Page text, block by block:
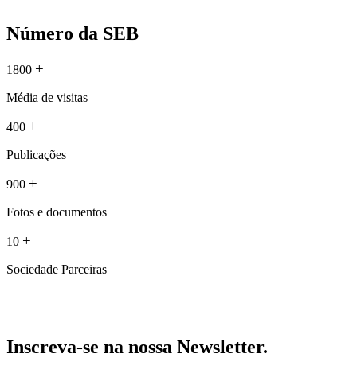
Número da SEB
1800 +
Média de visitas
400 +
Publicações
900 +
Fotos e documentos
10 +
Sociedade Parceiras
Inscreva-se na nossa Newsletter.